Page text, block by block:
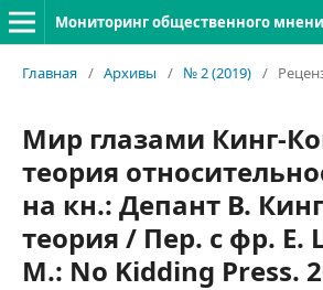
Главная / Архивы / № 2 (2019) /
Мир глазами Кинг-
теория
на кн.: Депант В.
теория / Пер. с фр. Е.
М.: No Kidding Press.